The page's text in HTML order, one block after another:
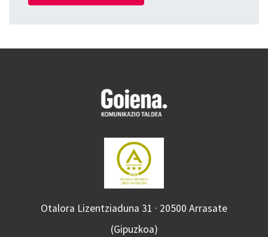
Otalora Lizentziaduna 31 · 20500 Arrasate
(Gipuzkoa)